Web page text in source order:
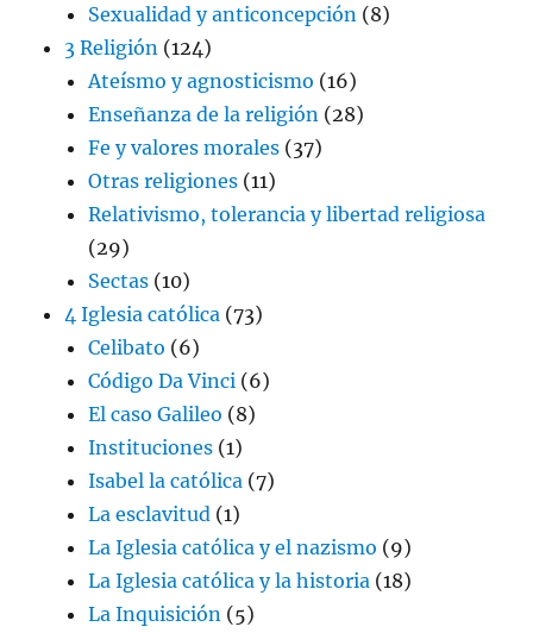
Sexualidad y anticoncepción (8)
3 Religión (124)
Ateísmo y agnosticismo (16)
Enseñanza de la religión (28)
Fe y valores morales (37)
Otras religiones (11)
Relativismo, tolerancia y libertad religiosa
(29)
Sectas (10)
4 Iglesia católica (73)
Celibato (6)
Código Da Vinci (6)
El caso Galileo (8)
Instituciones (1)
Isabel la católica (7)
La esclavitud (1)
La Iglesia católica y el nazismo (9)
La Iglesia católica y la historia (18)
La Inquisición (5)